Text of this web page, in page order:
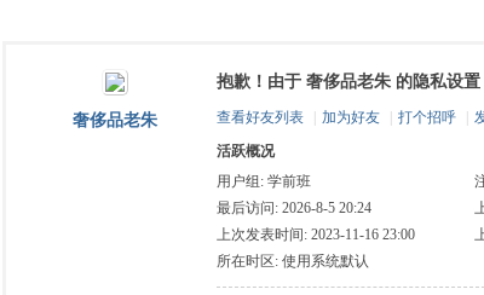
索
奢侈品老朱
抱歉！由于 奢侈品老朱 的隐私设
查看好友列表 加为好友 打个招呼
活跃概况
用户组: 学前班
最后访问: 2026-8-5 20:24
上次发表时间: 2023-11-16 23:00
所在时区: 使用系统默认